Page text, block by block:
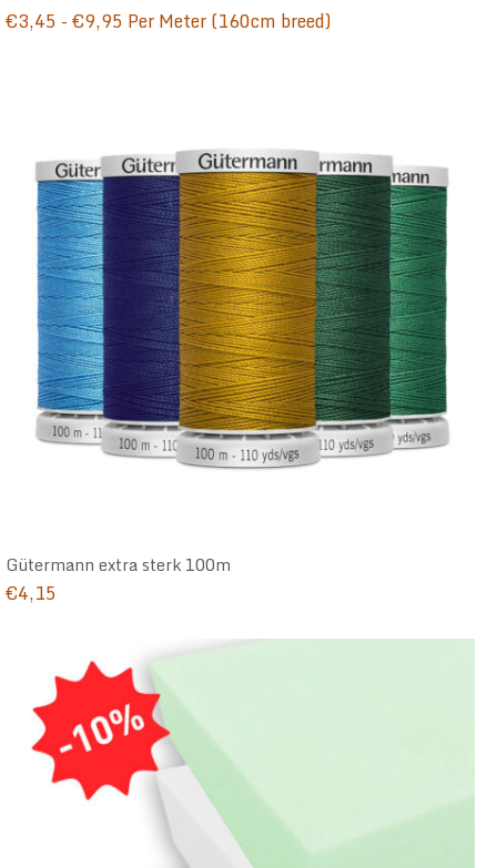
€3,45 -€9,95 Prijsklasse:
Per Meter (160cm breed)
Gütermann extra sterk 100m
€4,15